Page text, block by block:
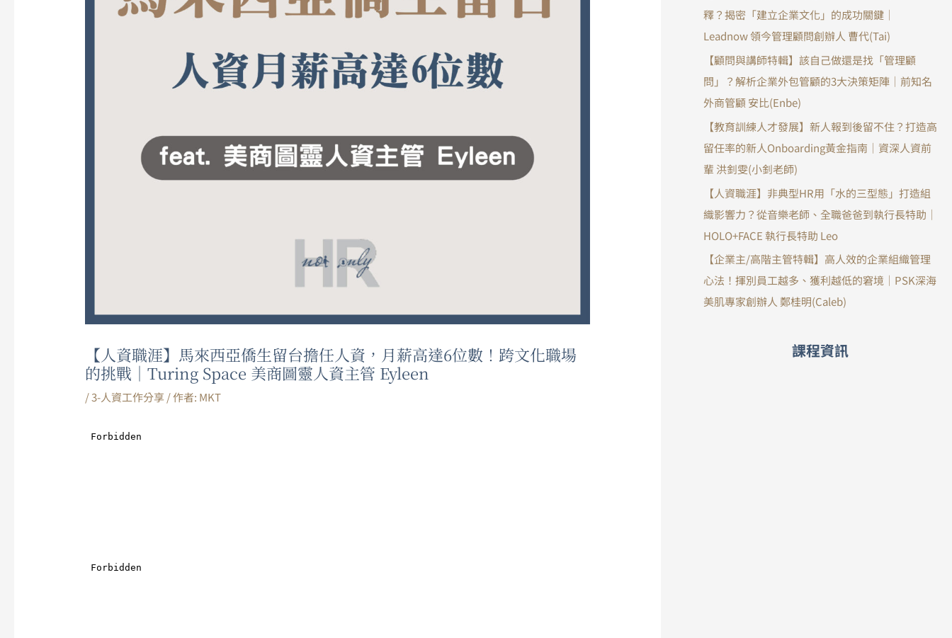
【人資職涯】馬來西亞僑生留台擔任人資，月薪高達6位數！跨文化職場
的挑戰｜Turing Space 美商圖靈人資主管 Eyleen
/3-人資工作分享/ 作者: MKT
釋？揭密「建立企業文化」的成功關鍵｜
Leadnow 領今管理顧問創辦人 曹代(Tai)
【顧問與講師特輯】該自己做還是找「管理顧
問」？解析企業外包管顧的3大決策矩陣｜前知名
外商管顧 安比(Enbe)
【教育訓練人才發展】新人報到後留不住？打造高
留任率的新人Onboarding黃金指南｜資深人資前
輩 洪釗雯(小釗老師)
【人資職涯】非典型HR用「水的三型態」打造組
織影響力？從音樂老師、全職爸爸到執行長特助｜
HOLO+FACE 執行長特助 Leo
【企業主/高階主管特輯】高人效的企業組織管理
心法！揮別員工越多、獲利越低的窘境｜PSK深海
美肌專家創辦人 鄭桂明(Caleb)
課程資訊